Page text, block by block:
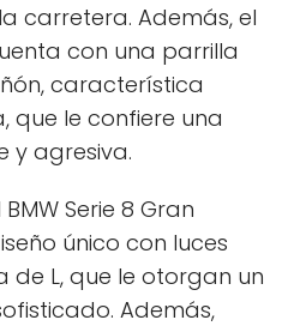
carretera. Además, el
con una parrilla
característica
que le confiere una
y agresiva.
Serie 8 Gran
único con luces
de L, que le otorgan un
Además,